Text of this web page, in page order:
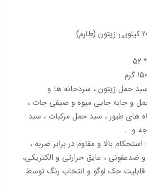
سبد حمل زیتون ، سردخانه ها و
و جابه جایی میوه و صیفی جات ،
های طیور ، سبد حمل مرکبات ، سبد
و….
بالا و مقاوم در برابر ضربه ،
ضدعفونی ، عایق حرارتی و الکتریکی،
قابلیت حک لوگو و انتخاب رنگ توسط